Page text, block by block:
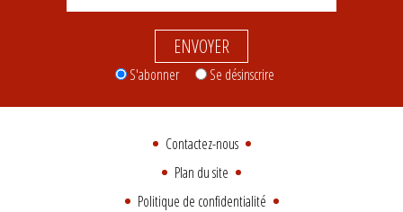
ENVOYER
S'abonner Se désinscrire
Contactez-nous
Plan du site
Politique de confidentialité